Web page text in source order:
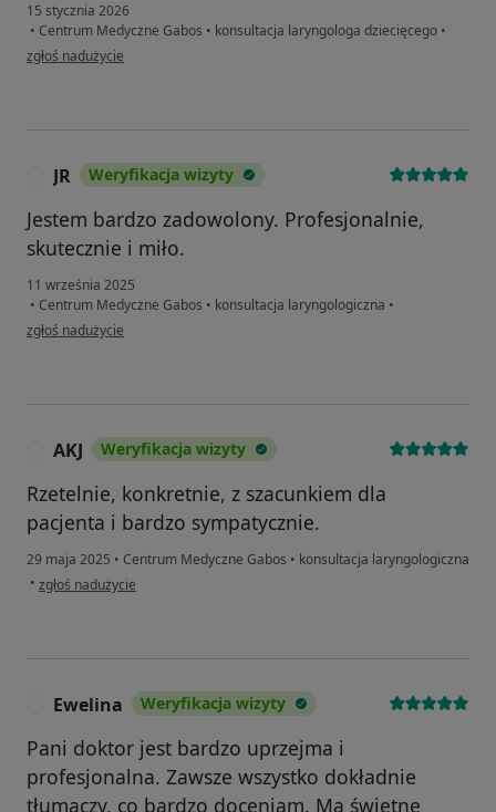
15 stycznia 2026
• Centrum Medyczne Gabos • konsultacja laryngologa dziecięcego •
w opinii użytkownika Aleksandra
zgłoś nadużycie
JR Weryfikacja wizyty
Jestem bardzo zadowolony. Profesjonalnie,
skutecznie i miło.
11 września 2025
• Centrum Medyczne Gabos • konsultacja laryngologiczna •
w opinii użytkownika JR
zgłoś nadużycie
AKJ Weryfikacja wizyty
Rzetelnie, konkretnie, z szacunkiem dla
pacjenta i bardzo sympatycznie.
29 maja 2025 • Centrum Medyczne Gabos • konsultacja laryngologiczna
• w opinii użytkownika AKJ
zgłoś nadużycie
Ewelina Weryfikacja wizyty
Pani doktor jest bardzo uprzejma i
profesjonalna. Zawsze wszystko dokładnie
tłumaczy, co bardzo doceniam. Ma świetne